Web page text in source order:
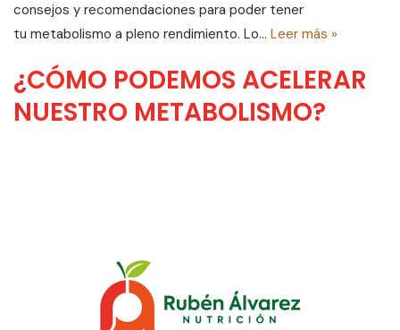
consejos y recomendaciones para poder tener
tu metabolismo a pleno rendimiento. Lo… Leer más »
¿CÓMO PODEMOS ACELERAR
NUESTRO METABOLISMO?